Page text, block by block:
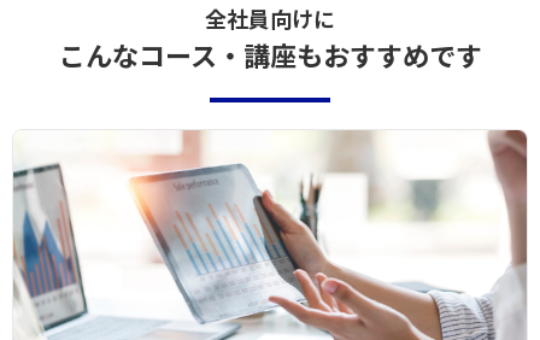
全社員向けに
こんなコース・講座もおすすめです